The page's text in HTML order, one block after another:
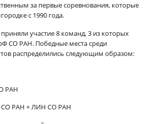
за первые соревнования, которые
с 1990 года.
приняли участие 8 команд, 3 из которых
СО РАН. Победные места среди
распределились следующим образом:
РАН
СО РАН + ЛИН СО РАН